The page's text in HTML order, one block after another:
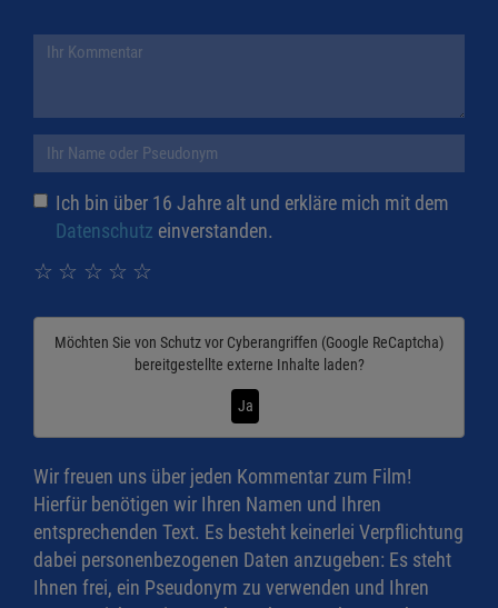
Ich bin über 16 Jahre alt und erkläre mich mit dem
Datenschutz einverstanden.
☆
☆
☆
☆
☆
Möchten Sie von Schutz vor Cyberangriffen (Google ReCaptcha)
bereitgestellte externe Inhalte laden?
Ja
Wir freuen uns über jeden Kommentar zum Film!
Hierfür benötigen wir Ihren Namen und Ihren
entsprechenden Text. Es besteht keinerlei Verpflichtung
dabei personenbezogenen Daten anzugeben: Es steht
Ihnen frei, ein Pseudonym zu verwenden und Ihren